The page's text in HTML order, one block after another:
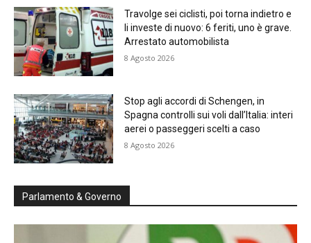
Travolge sei ciclisti, poi torna indietro e
li investe di nuovo: 6 feriti, uno è grave.
Arrestato automobilista
8 Agosto 2026
Stop agli accordi di Schengen, in
Spagna controlli sui voli dall’Italia: interi
aerei o passeggeri scelti a caso
8 Agosto 2026
Parlamento & Governo